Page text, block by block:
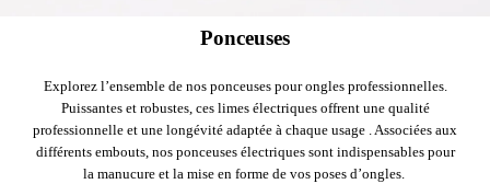
Ponceuses
Explorez l’ensemble de nos ponceuses pour ongles professionnelles.
Puissantes et robustes, ces limes électriques offrent une qualité
professionnelle et une longévité adaptée à chaque usage . Associées aux
différents embouts, nos ponceuses électriques sont indispensables pour
la manucure et la mise en forme de vos poses d’ongles.